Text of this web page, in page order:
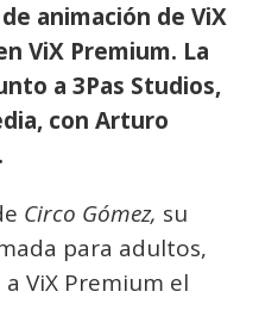
animación de ViX
ViX Premium. La
a 3Pas Studios,
con Arturo
Circo Gómez, su
para adultos,
ViX Premium el